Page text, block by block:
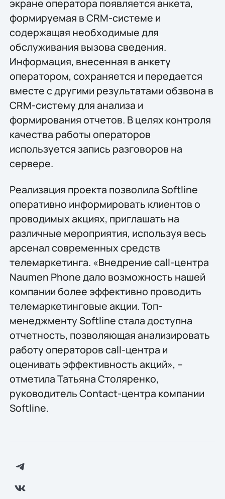
экране оператора появляется анкета,
формируемая в CRM-системе и
содержащая необходимые для
обслуживания вызова сведения.
Информация, внесенная в анкету
оператором, сохраняется и передается
вместе с другими результатами обзвона в
CRM-систему для анализа и
формирования отчетов. В целях контроля
качества работы операторов
используется запись разговоров на
сервере.
Реализация проекта позволила Softline
оперативно информировать клиентов о
проводимых акциях, приглашать на
различные мероприятия, используя весь
арсенал современных средств
телемаркетинга. «Внедрение call-центра
Naumen Phone дало возможность нашей
компании более эффективно проводить
телемаркетинговые акции. Топ-
менеджменту Softline стала доступна
отчетность, позволяющая анализировать
работу операторов call-центра и
оценивать эффективность акций», –
отметила Татьяна Столяренко,
руководитель Contact-центра компании
Softline.